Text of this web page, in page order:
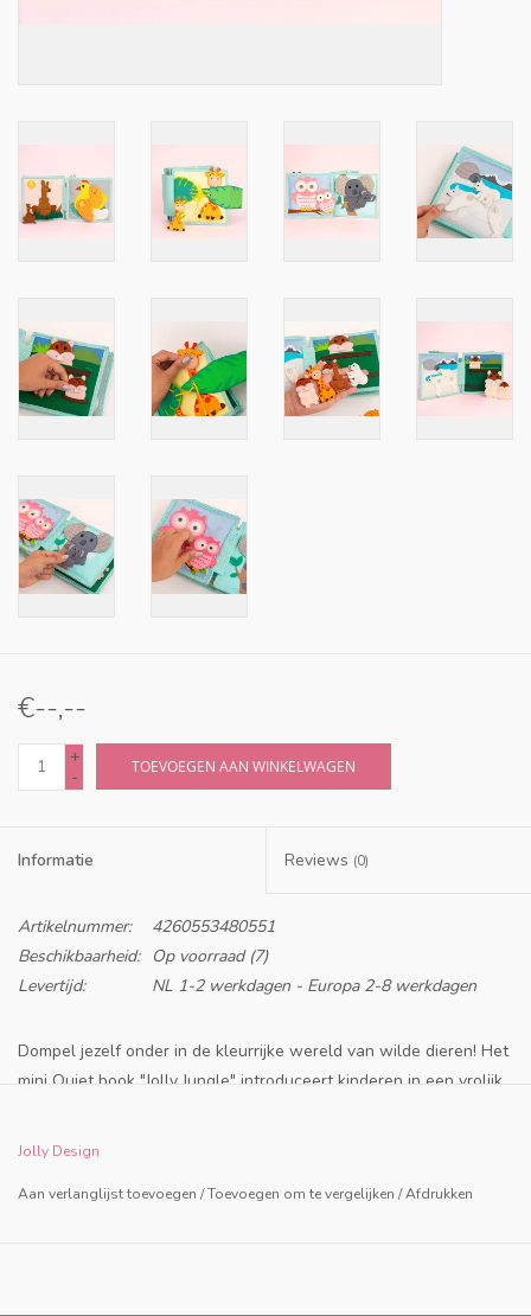
€--,--
+
-
TOEVOEGEN AAN WINKELWAGEN
Informatie Reviews (0)
Artikelnummer:
4260553480551
Beschikbaarheid:
Op voorraad(7)
Levertijd:
NL 1-2 werkdagen - Europa 2-8 werkdagen
Dompel jezelf onder in de kleurrijke wereld van wilde dieren! Het
mini Quiet book "Jolly Jungle" introduceert kinderen in een vrolijk
lenige kangoeroes en zelfs dieren uit verre landen zoals ijsberen
komen kleine verhaaltjes tot leven: pagina's kunnen aan elkaar
Jolly Design
Aan verlanglijst toevoegen /Toevoegen om te vergelijken /Afdrukken